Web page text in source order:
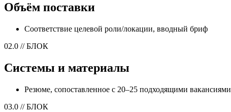
Объём поставки
Соответствие целевой роли/локации, вводный бриф
02.0 // БЛОК
Системы и материалы
Резюме, сопоставленное с 20–25 подходящими вакансиями
03.0 // БЛОК